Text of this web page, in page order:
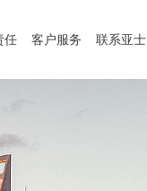
任 客户服务 联系亚士